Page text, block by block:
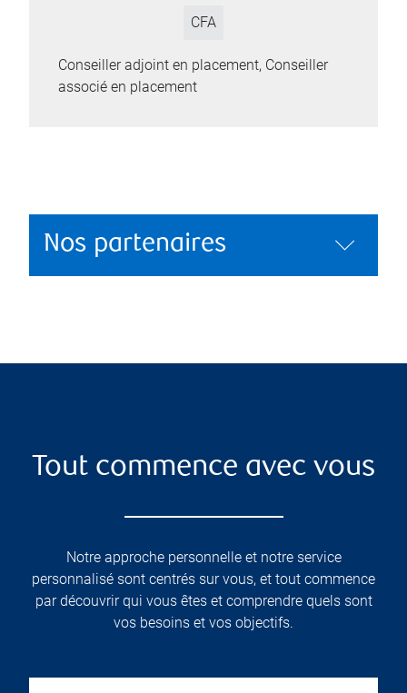
CFA
Conseiller adjoint en placement, Conseiller
associé en placement
Nos partenaires
Tout commence avec vous
Notre approche personnelle et notre service
personnalisé sont centrés sur vous, et tout commence
par découvrir qui vous êtes et comprendre quels sont
vos besoins et vos objectifs.